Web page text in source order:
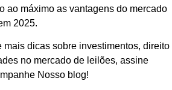
ao máximo as vantagens do mercado
2025.
mais dicas sobre investimentos, direito
no mercado de leilões, assine
Nosso blog!